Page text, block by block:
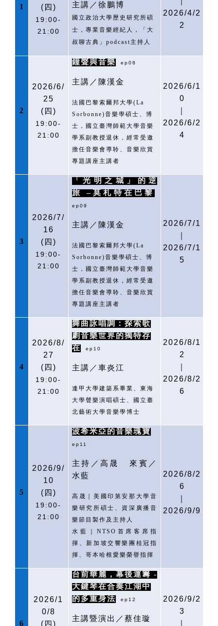
1
( 四)
19:00-
21:00
主講／徐鵬博
國立政治大學歷史研究所碩
士，專業音樂經紀人，「大
叔聊古典」 podcast主持人
2026/4/2
2
2
2026/6/
25
( 四)
19:00-
21:00
鐘聲與音樂 ep08
主講／陳漢金
法國巴黎索爾邦大學(La
Sorbonne)音樂學碩士、博
士，國立臺灣師範大學音樂
學系副教授退休，經常受邀
擔任音樂會導聆、音樂欣賞
專題講座主講者
2026/6/1
0
2026/6/2
4
3
2026/7/
16
( 四)
19:00-
21:00
「光明之城」的逆
旅
–莫札特在巴黎
ep09
主講／陳漢金
法國巴黎索爾邦大學(La
Sorbonne)音樂學碩士、博
士，國立臺灣師範大學音樂
學系副教授退休，經常受邀
擔任音樂會導聆、音樂欣賞
專題講座主講者
2026/7/1
2026/7/1
5
4
2026/8/
27
( 四)
19:00-
21:00
舞曲詠唱調：探索歌
劇音樂世界的獨特存
在
ep10
主講／車炎江
逢甲大學建築系畢業、東海
大學聲樂演唱碩士、國立臺
北藝術大學音樂學博士
2026/8/1
2
2026/8/2
6
5
2026/9/
10
( 四)
19:00-
21:00
波希米亞的音樂瑰寶
ep11
主持／高晟
來賓／
水藍
高晟｜美國印第安那大學音
樂研究所碩士、資深廣播音
樂節目製作及主持人
水藍｜ NTSO 首席客席指
揮、新加坡交響樂團桂冠指
揮、哥本哈根愛樂榮譽指揮
2026/8/2
6
2026/9/9
6
2026/1
0/8
( 四)
台前華麗，幕後運籌 -
大鍵琴在合奏江湖中
的多重身法 ep12
主講暨演出／蔡佳璇
2026/9/2
3